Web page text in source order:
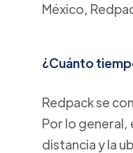
México,
¿Cuánto
Redpack se
Por lo general,
distancia y la